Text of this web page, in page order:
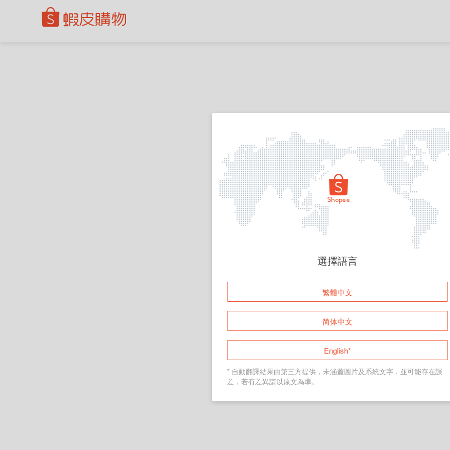
頁面無法顯示
登入
返回首頁
選擇語言
繁體中文
简体中文
English*
* 自動翻譯結果由第三方提供，未涵蓋圖片及系統文字，並可能存在誤
差，若有差異請以原文為準。